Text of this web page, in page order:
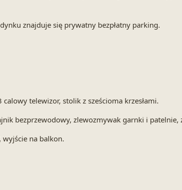
znajduje się prywatny bezpłatny parking.
telewizor, stolik z sześcioma krzesłami.
bezprzewodowy, zlewozmywak garnki i patelnie,
wyjście na balkon.